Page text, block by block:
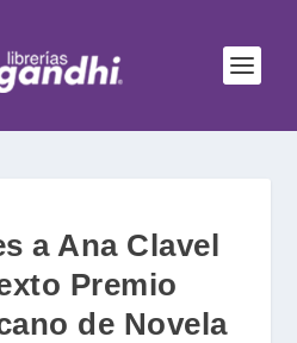
a Ana Clavel
Premio
de Novela